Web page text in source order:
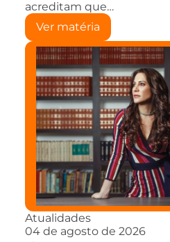
acreditam que…
Ver matéria
Atualidades
04 de agosto de 2026